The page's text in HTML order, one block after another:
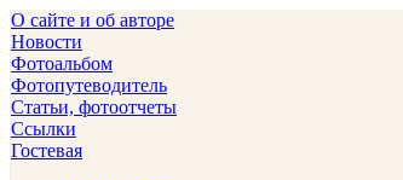
О сайте и об авторе
Новости
Фотоальбом
Фотопутеводитель
Статьи, фотоотчеты
Ссылки
Гостевая